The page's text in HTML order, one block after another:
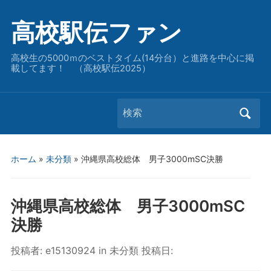
高校駅伝ファン
高校生の5000ｍのベストタイム(14分台）と進路を中心に掲
載してます！ （高校駅伝2025）
Search
for:
ホーム » 未分類» 沖縄県高校総体 男子3000mSC決勝
沖縄県高校総体 男子3000mSC
決勝
投稿者: e15130924 in 未分類投稿日: